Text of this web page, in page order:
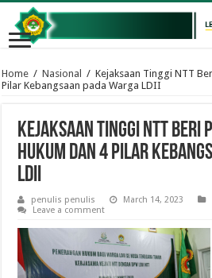
Home / Nasional / Kejaksaan Tinggi NTT
Pilar Kebangsaan pada Warga LDII
Kejaksaan Tinggi NTT Beri
Hukum dan 4 Pilar
LDII
penulis penulis March 14, 2023
Leave a comment